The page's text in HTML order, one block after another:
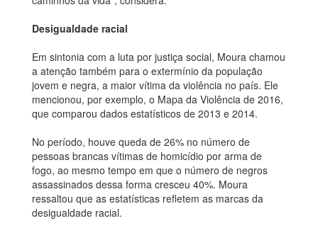
Desigualdade racial
Em sintonia com a luta por justiça social, Moura chamou
a atenção também para o extermínio da população
jovem e negra, a maior vítima da violência no país. Ele
mencionou, por exemplo, o Mapa da Violência de 2016,
que comparou dados estatísticos de 2013 e 2014.
No período, houve queda de 26% no número de
pessoas brancas vítimas de homicídio por arma de
fogo, ao mesmo tempo em que o número de negros
assassinados dessa forma cresceu 40%. Moura
ressaltou que as estatísticas refletem as marcas da
desigualdade racial.